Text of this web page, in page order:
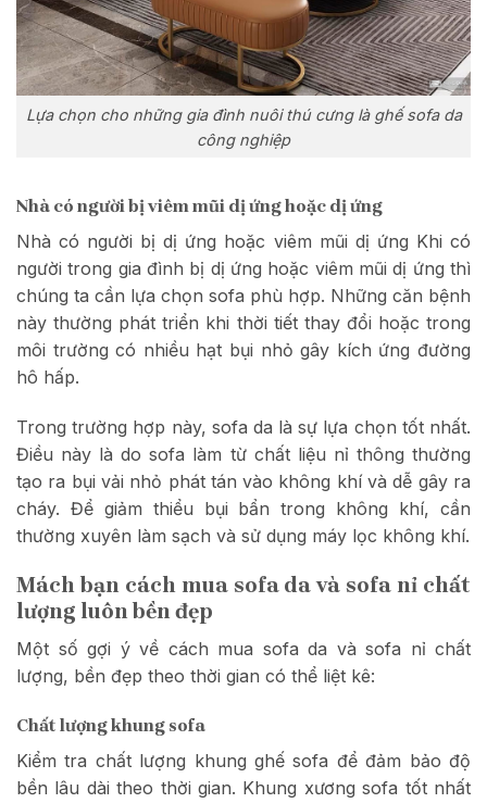
Lựa chọn cho những gia đình nuôi thú cưng là ghế sofa da
công nghiệp
Nhà có người bị viêm mũi dị ứng hoặc dị ứng
Nhà có người bị dị ứng hoặc viêm mũi dị ứng Khi có
người trong gia đình bị dị ứng hoặc viêm mũi dị ứng thì
chúng ta cần lựa chọn sofa phù hợp. Những căn bệnh
này thường phát triển khi thời tiết thay đổi hoặc trong
môi trường có nhiều hạt bụi nhỏ gây kích ứng đường
hô hấp.
Trong trường hợp này, sofa da là sự lựa chọn tốt nhất.
Điều này là do sofa làm từ chất liệu nỉ thông thường
tạo ra bụi vải nhỏ phát tán vào không khí và dễ gây ra
cháy. Để giảm thiểu bụi bẩn trong không khí, cần
thường xuyên làm sạch và sử dụng máy lọc không khí.
Mách bạn cách mua sofa da và sofa nỉ chất
lượng luôn bền đẹp
Một số gợi ý về cách mua sofa da và sofa nỉ chất
lượng, bền đẹp theo thời gian có thể liệt kê:
Chất lượng khung sofa
Kiểm tra chất lượng khung ghế sofa để đảm bảo độ
bền lâu dài theo thời gian. Khung xương sofa tốt nhất